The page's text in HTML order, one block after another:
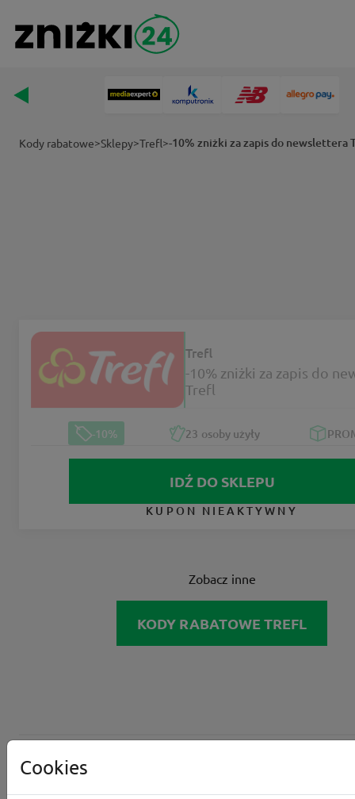
Kody rabatowe>Sklepy>Trefl>-10% zniżki za zapis do newslettera
Trefl
-10% zniżki za zapis do
Trefl
-10% 23 osoby użyły
IDŹ DO SKLEPU
KUPON NIEAKTYWNY
Zobacz inne
KODY RABATOWE TREFL
Cookies